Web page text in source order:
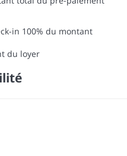
in 100% du montant
du loyer